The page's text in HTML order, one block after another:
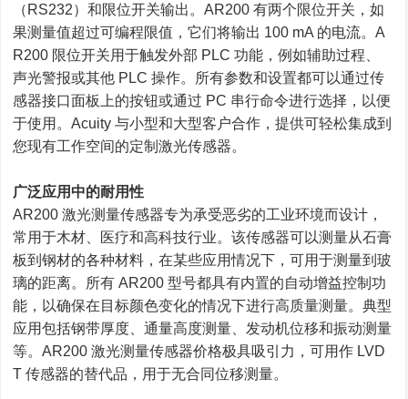
（RS232）和限位开关输出。AR200 有两个限位开关，如
果测量值超过可编程限值，它们将输出 100 mA 的电流。A
R200 限位开关用于触发外部 PLC 功能，例如辅助过程、
声光警报或其他 PLC 操作。所有参数和设置都可以通过传
感器接口面板上的按钮或通过 PC 串行命令进行选择，以便
于使用。Acuity 与小型和大型客户合作，提供可轻松集成到
您现有工作空间的定制激光传感器。
广泛应用中的耐用性
AR200 激光测量传感器专为承受恶劣的工业环境而设计，
常用于木材、医疗和高科技行业。该传感器可以测量从石膏
板到钢材​​的各种材料，在某些应用情况下，可用于测量到玻
璃的距离。所有 AR200 型号都具有内置的自动增益控制功
能，以确保在目标颜色变化的情况下进行高质量测量。典型
应用包括钢带厚度、通量高度测量、发动机位移和振动测量
等。AR200 激光测量传感器价格极具吸引力，可用作 LVD
T 传感器的替代品，用于无合同位移测量。